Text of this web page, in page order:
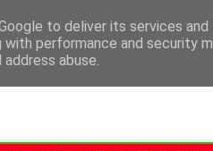
Επαρχία Μαλεβιζίου
to deliver its services
with performance and security
abuse.